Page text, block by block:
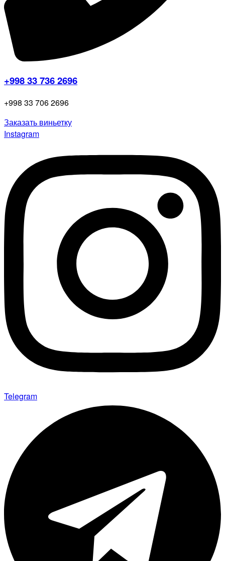
+998 33 736 2696
+998 33 706 2696
Заказать виньетку
Instagram
Telegram